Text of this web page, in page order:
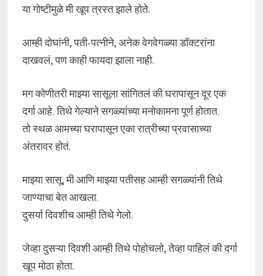
या गोष्टीमुळे मी खूप त्रस्त झाले होते.
आम्ही दोघांनी, पती-पत्नीने, अनेक वेगवेगळ्या डॉक्टरांना
दाखवलं, पण काही फायदा झाला नाही.
मग कोणीतरी माझ्या सासूला सांगितलं की घरापासून दूर एक
दर्गा आहे. तिथे गेल्याने सगळ्यांच्या मनोकामना पूर्ण होतात.
तो स्थळ आमच्या घरापासून एका रात्रीच्या प्रवासाच्या
अंतरावर होतं.
माझ्या सासू, मी आणि माझ्या पतीसह आम्ही सगळ्यांनी तिथे
जाण्याचा बेत आखला.
दुसर्या दिवशीच आम्ही तिथे गेलो.
जेव्हा दुसऱ्या दिवशी आम्ही तिथे पोहोचलो, तेव्हा पाहिलं की दर्गा
खूप मोठा होता.